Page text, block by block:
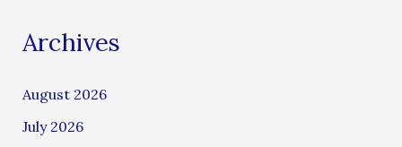
Archives
August 2026
July 2026